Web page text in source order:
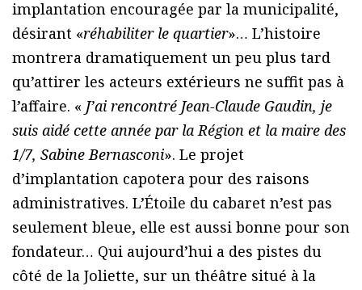
implantation encouragée par la municipalité,
désirant «réhabiliter le quartier»… L’histoire
montrera dramatiquement un peu plus tard
qu’attirer les acteurs extérieurs ne suffit pas à
l’affaire. « J’ai rencontré Jean-Claude Gaudin, je
suis aidé cette année par la Région et la maire des
1/7, Sabine Bernasconi». Le projet
d’implantation capotera pour des raisons
administratives. L’Étoile du cabaret n’est pas
seulement bleue, elle est aussi bonne pour son
fondateur… Qui aujourd’hui a des pistes du
côté de la Joliette, sur un théâtre situé à la